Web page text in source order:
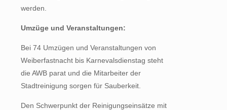
werden.
Umzüge und Veranstaltungen:
Bei 74 Umzügen und Veranstaltungen von
Weiberfastnacht bis Karnevalsdienstag steht
die AWB parat und die Mitarbeiter der
Stadtreinigung sorgen für Sauberkeit.
Den Schwerpunkt der Reinigungseinsätze mit